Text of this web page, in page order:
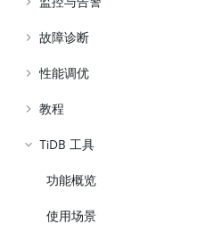
故障诊断
性能调优
教程
TiDB 工具
功能概览
使用场景